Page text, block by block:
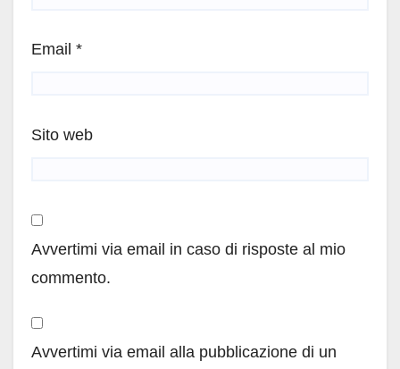
Email *
Sito web
Avvertimi via email in caso di risposte al mio
commento.
Avvertimi via email alla pubblicazione di un